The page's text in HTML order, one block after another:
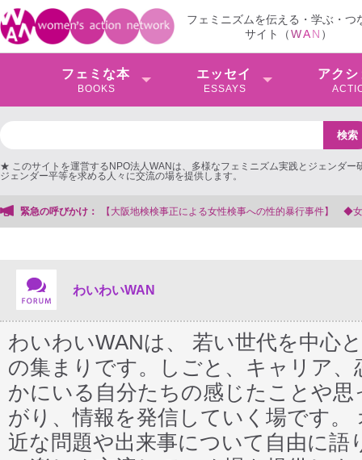
フェミニズムを伝える・学ぶ・つ
サイト（WAN ）
フェミな本
BOOKS
エッセイ
ESSAYS
アクシ
★ このサイトを運営するNPO法人WANは、多様なフェミニズム実践とジェンダー
ジェンダー平等を求める人々に交流の場を提供します。
緊急の呼びかけ：
女性検事への性的暴行事件】 ◆女性検事を支援する会事務局
わいわいWAN
わいわいWANは、 若い世代を中心
の集まりです。しごと、キャリア
かにいる自分たちの感じたことや
がり、情報を発信していく場です
近な問題や出来事について自由に